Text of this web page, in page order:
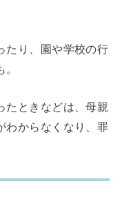
たり、園や学校の行
たときなどは、母親
わからなくなり、罪